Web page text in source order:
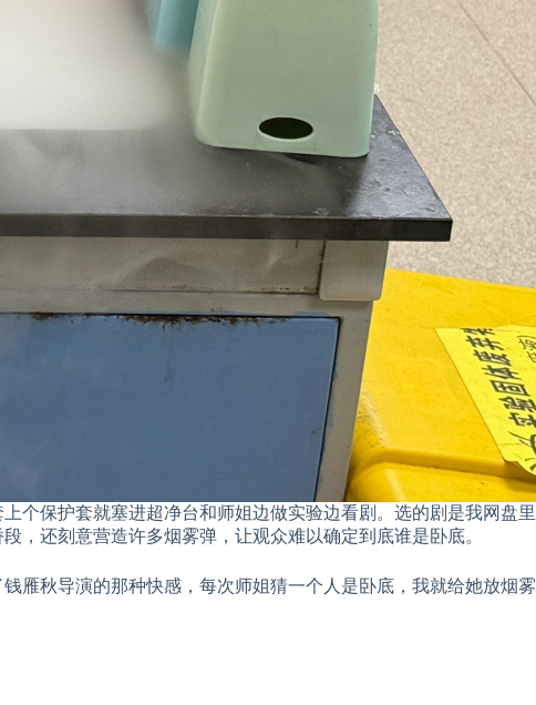
个保护套就塞进超净台和师姐边做实验边看剧。选的剧是我网盘里
，还刻意营造许多烟雾弹，让观众难以确定到底谁是卧底。
雁秋导演的那种快感，每次师姐猜一个人是卧底，我就给她放烟雾